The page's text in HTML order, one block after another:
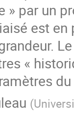
» par un
est
«
(